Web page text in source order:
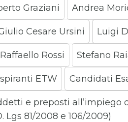
Graziani Andrea
Cesare Ursini Luigi
Raffaello Rossi Stefano
ETW Candidati
e preposti
Lgs 81/2008 e 106/2009)